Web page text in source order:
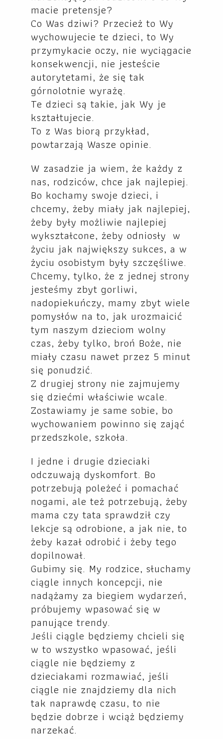
macie pretensje?
Co Was dziwi? Przecież to Wy
wychowujecie te dzieci, to Wy
przymykacie oczy, nie wyciągacie
konsekwencji, nie jesteście
autorytetami, że się tak
górnolotnie wyrażę.
Te dzieci są takie, jak Wy je
kształtujecie.
To z Was biorą przykład,
powtarzają Wasze opinie.
W zasadzie ja wiem, że każdy z
nas, rodziców, chce jak najlepiej.
Bo kochamy swoje dzieci, i
chcemy, żeby miały jak najlepiej,
żeby były możliwie najlepiej
wykształcone, żeby odniosły w
życiu jak największy sukces, a w
życiu osobistym były szczęśliwe.
Chcemy, tylko, że z jednej strony
jesteśmy zbyt gorliwi,
nadopiekuńczy, mamy zbyt wiele
pomysłów na to, jak urozmaicić
tym naszym dzieciom wolny
czas, żeby tylko, broń Boże, nie
miały czasu nawet przez 5 minut
się ponudzić.
Z drugiej strony nie zajmujemy
się dziećmi właściwie wcale.
Zostawiamy je same sobie, bo
wychowaniem powinno się zająć
przedszkole, szkoła.
I jedne i drugie dzieciaki
odczuwają dyskomfort. Bo
potrzebują poleżeć i pomachać
nogami, ale też potrzebują, żeby
mama czy tata sprawdził czy
lekcje są odrobione, a jak nie, to
żeby kazał odrobić i żeby tego
dopilnował.
Gubimy się. My rodzice, słuchamy
ciągle innych koncepcji, nie
nadążamy za biegiem wydarzeń,
próbujemy wpasować się w
panujące trendy.
Jeśli ciągle będziemy chcieli się
w to wszystko wpasować, jeśli
ciągle nie będziemy z
dzieciakami rozmawiać, jeśli
ciągle nie znajdziemy dla nich
tak naprawdę czasu, to nie
będzie dobrze i wciąż będziemy
narzekać.